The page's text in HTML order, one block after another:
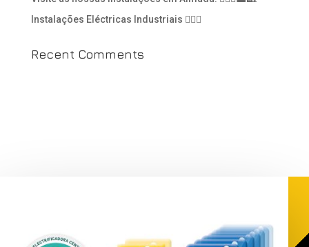
Instalações Eléctricas Industriais 👷🏻‍♂️
Recent Comments